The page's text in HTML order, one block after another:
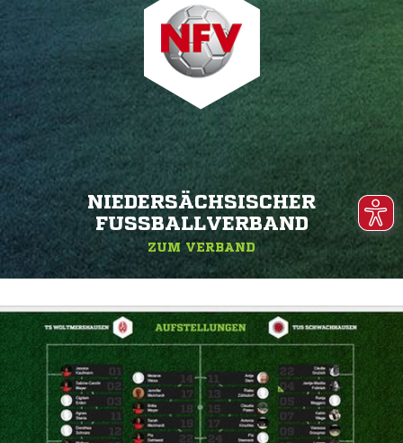
NIEDERSÄCHSISCHER
FUSSBALLVERBAND
ZUM VERBAND